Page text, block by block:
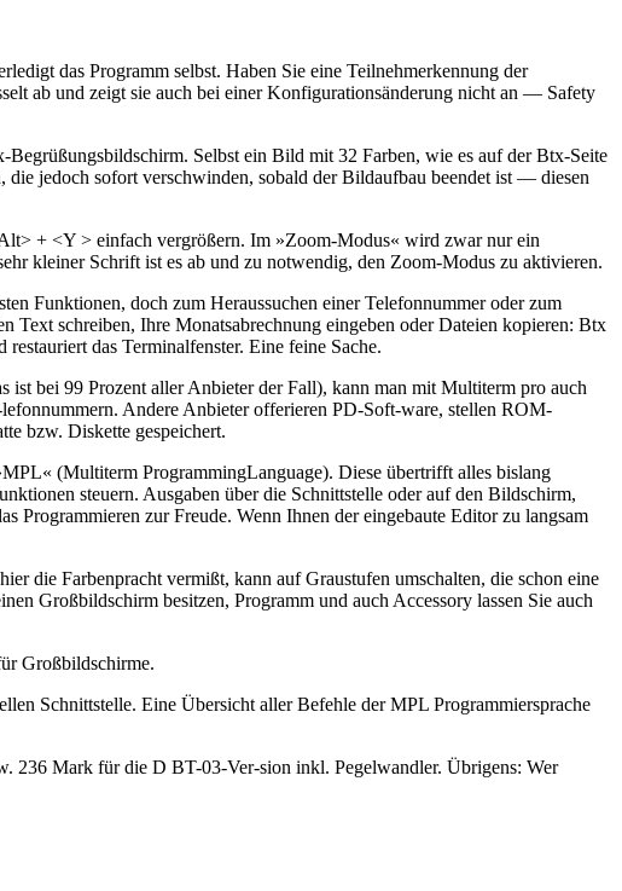
das Programm selbst. Haben Sie eine Teilnehmerkennung der
ab und zeigt sie auch bei einer Konfigurationsänderung nicht an — Safety
Selbst ein Bild mit 32 Farben, wie es auf der Btx-Seite
jedoch sofort verschwinden, sobald der Bildaufbau beendet ist — diesen
+ <Y > einfach vergrößern. Im »Zoom-Modus« wird zwar nur ein
kleiner Schrift ist es ab und zu notwendig, den Zoom-Modus zu aktivieren.
Funktionen, doch zum Heraussuchen einer Telefonnummer oder zum
schreiben, Ihre Monatsabrechnung eingeben oder Dateien kopieren: Btx
das Terminalfenster. Eine feine Sache.
bei 99 Prozent aller Anbieter der Fall), kann man mit Multiterm pro auch
Andere Anbieter offerieren PD-Soft-ware, stellen ROM-
bzw. Diskette gespeichert.
(Multiterm ProgrammingLanguage). Diese übertrifft alles bislang
steuern. Ausgaben über die Schnittstelle oder auf den Bildschirm,
Programmieren zur Freude. Wenn Ihnen der eingebaute Editor zu langsam
die Farbenpracht vermißt, kann auf Graustufen umschalten, die schon eine
Großbildschirm besitzen, Programm und auch Accessory lassen Sie auch
Großbildschirme.
Schnittstelle. Eine Übersicht aller Befehle der MPL Programmiersprache
236 Mark für die D BT-03-Ver-sion inkl. Pegelwandler. Übrigens: Wer